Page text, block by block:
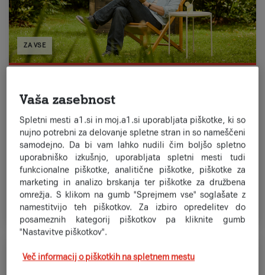
ZA VSE
neomejeni klici in SMS/MMS
neomejen prenos podatkov v Sloveniji
vključeno Osnovno turistično zavarovanje s kritji
do 50.000 €
Preveri več
Vaša zasebnost
Spletni mesti a1.si in moj.a1.si uporabljata piškotke, ki so
nujno potrebni za delovanje spletne stran in so nameščeni
samodejno. Da bi vam lahko nudili čim boljšo spletno
uporabniško izkušnjo, uporabljata spletni mesti tudi
funkcionalne piškotke, analitične piškotke, piškotke za
marketing in analizo brskanja ter piškotke za družbena
omrežja. S klikom na gumb "Sprejmem vse" soglašate z
namestitvijo teh piškotkov. Za izbiro opredelitev do
posameznih kategorij piškotkov pa kliknite gumb
"Nastavitve piškotkov".
Več informacij o piškotkih na spletnem mestu